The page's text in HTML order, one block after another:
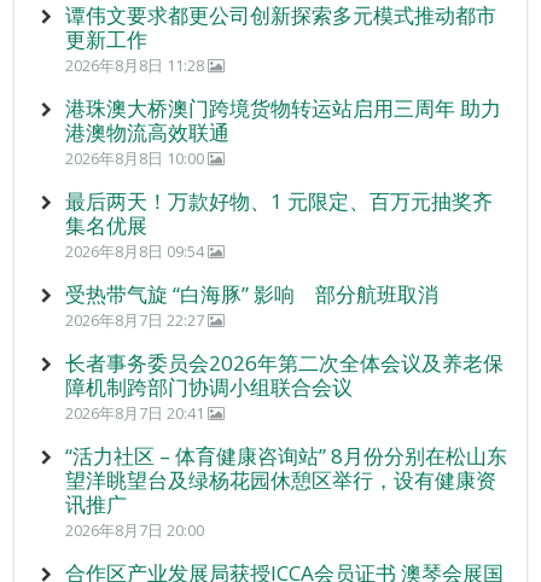
谭伟文要求都更公司创新探索多元模式推动都市
更新工作
2026年8月8日 11:28
港珠澳大桥澳门跨境货物转运站启用三周年 助力
港澳物流高效联通
2026年8月8日 10:00
最后两天！万款好物、1 元限定、百万元抽奖齐
集名优展
2026年8月8日 09:54
受热带气旋 “白海豚” 影响 部分航班取消
2026年8月7日 22:27
长者事务委员会2026年第二次全体会议及养老保
障机制跨部门协调小组联合会议
2026年8月7日 20:41
“活力社区 – 体育健康咨询站” 8月份分别在松山东
望洋眺望台及绿杨花园休憩区举行，设有健康资
讯推广
2026年8月7日 20:00
合作区产业发展局获授ICCA会员证书 澳琴会展国